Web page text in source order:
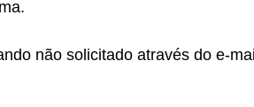
não solicitado através do e-mail